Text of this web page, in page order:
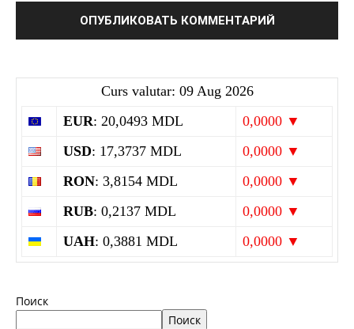
Curs valutar: 09 Aug 2026
EUR: 20,0493 MDL
0,0000 ▼
USD: 17,3737 MDL
0,0000 ▼
RON: 3,8154 MDL
0,0000 ▼
RUB: 0,2137 MDL
0,0000 ▼
UAH: 0,3881 MDL 0,0000 ▼
Поиск
Поиск